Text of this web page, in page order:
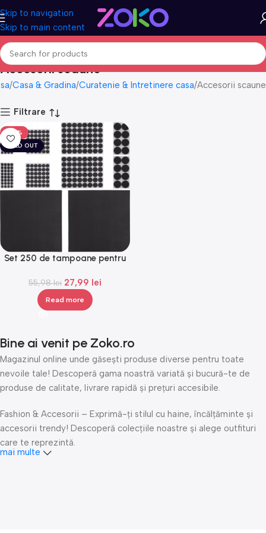
Skip to navigation
Skip to main content
Accesorii scaune
Casa & Gradina Curatenie & Intretinere casa Accesorii scaune
Filtrare
-50%
SOLD OUT
Set 250 de tampoane pentru
55,98lei 27,99 lei
Read more
Bine ai venit pe Zoko.ro
Magazinul online unde găsești produse diverse pentru toate
nevoile tale! Descoperă gama noastră variată și bucură-te de
produse de calitate, livrare rapidă și prețuri accesibile.
Fashion & Accesorii – Exprimă-ți stilul cu haine, încălțăminte și
accesorii trendy! Descoperă colecțiile noastre și alege outfituri
care te reprezintă.
mai multe